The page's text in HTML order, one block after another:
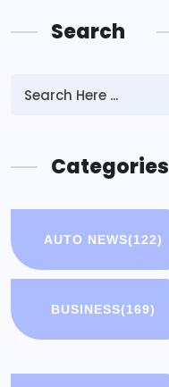
Search
Categories
AUTO NEWS(122)
BUSINESS(169)